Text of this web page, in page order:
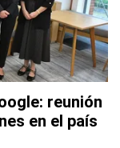
reunión
en el país